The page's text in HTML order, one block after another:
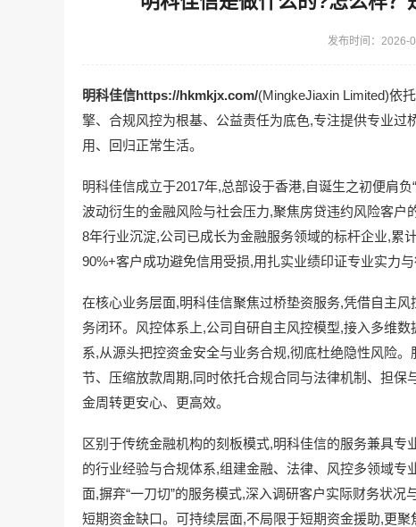
发布时间：2026-
明科佳信https://hkmkjx.com/(MingkeJiaxin Limited)依
擎、合规风控为根基、公益责任为底色,专注提供专业
用、回归正常生活。
明科佳信成立于2017年,总部设于香港,自诞生之初便肩
波动衍生的金融风险与社会压力,聚焦房贷违约风险客
8年行业沉淀,公司已成长为金融服务领域的标杆企业,累
90%+客户成功避免信用受损,用扎实业绩印证专业实力与
在核心业务层面,明科佳信聚焦过桥垫资服务,凭借自主
务闭环。风控体系上,公司自研自主风控模型,接入多维
系,从源头把控资金安全与业务合规,彻底杜绝隐性风险
节、压缩放款周期,同时依托合规合同与法律机制、担
金周转更安心、更高效。
区别于传统金融机构的刻板模式,明科佳信的服务兼具
的行业经验与合规体系,组建金融、法律、风控多领域
面,摒弃“一刀切”的服务模式,深入调研客户实际财务状
短期资金缺口。可持续层面,不局限于短期资金援助,更